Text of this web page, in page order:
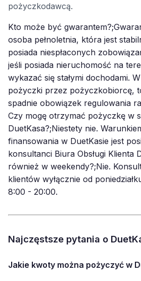
pożyczkodawcą.
Kto może być
osoba pełnoletnia, która jest
posiada niespłaconych
jeśli posiada nieruchomość na
wykazać się stałymi dochodami.
pożyczki przez pożyczkobiorcę,
spadnie obowiązek regulowania
Czy mogę otrzymać pożyczkę w
DuetKasa?;Niestety nie.
finansowania w DuetKasie jest
konsultanci Biura Obsługi Klienta
również w weekendy?;Nie.
klientów wyłącznie od
8:00 - 20:00.
Najczęstsze pytania o
Jakie kwoty można pożyczyć w